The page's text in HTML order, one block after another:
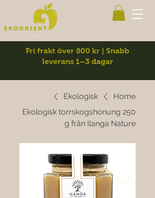
Fri frakt över 800 kr | Snabb
leverans 1–3 dagar
Home
Ekologisk
Ekologisk torrskogshonung 250
g från Ilanga Nature